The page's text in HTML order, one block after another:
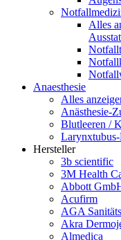
Alles
Anaesthesie
Alles
Anästhesie-
Blutleeren /
Hersteller
3b scientific
3M Health
Abbott
Acufirm
AGA
Akra
Almedica